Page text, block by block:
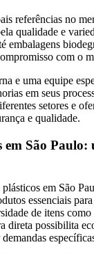
referências no
qualidade e
embalagens
com o
e uma equipe
em seus
setores e
e qualidade.
São Paulo:
em São
essenciais
de itens
direta possibilita